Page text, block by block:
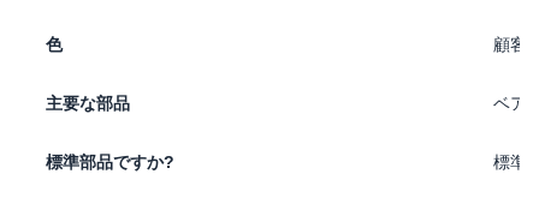
色 顧客
主要な部品 ベア
標準部品ですか? 標準